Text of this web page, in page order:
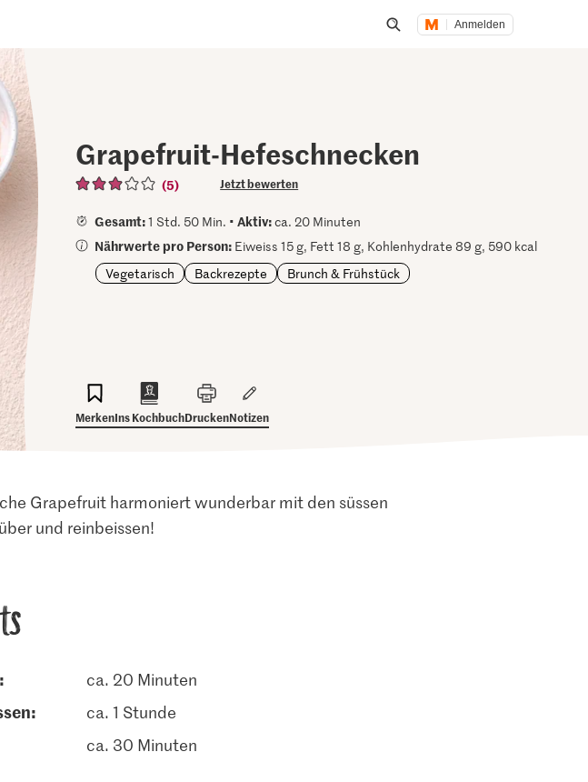
Anmelden
Grapefruit-Hefeschnecken
(5) Jetzt bewerten
Gesamt:1 Std. 50 Min. •Aktiv:ca. 20 Minuten
Nährwerte pro Person: Eiweiss 15 g, Fett 18 g, Kohlenhydrate 89 g, 590 kcal
Vegetarisch
Backrezepte Brunch & Frühstück
MerkenIns KochbuchDruckenNotizen
Grapefruit harmoniert wunderbar mit den süssen
und reinbeissen!
ca. 20 Minuten
ca. 1 Stunde
ca. 30 Minuten